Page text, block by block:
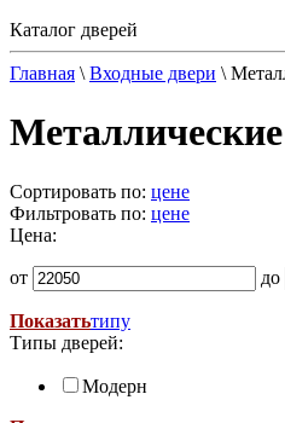
Каталог дверей
Главная \ Входные двери \
Сортировать по: цене
Фильтровать по: цене
Цена:
от до
Показатьтипу
Типы дверей:
Модерн